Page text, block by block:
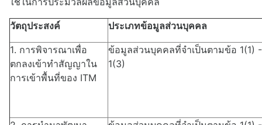
วัตถุประสงค์ ประเภทข้อมูลส่วนบุคคล
1. การพิจารณาเพื่อ
ตกลงเข้าทำสัญญาใน
การเข้าพื้นที่ของ ITM
ข้อมูลส่วนบุคคลที่จำเป็นตามข้อ 1(1) -
1(3)